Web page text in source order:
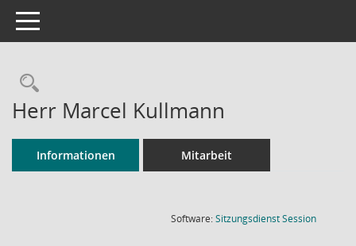
Toggle navigation
Rechercheauswahl
Herr Marcel Kullmann
Informationen Mitarbeit
Software:SitzungsdienstSession(Wird in